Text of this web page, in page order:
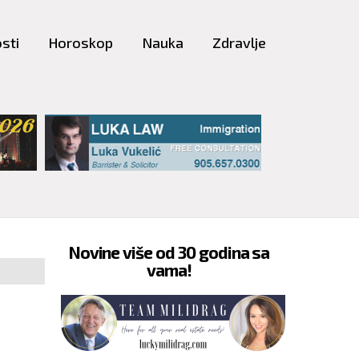
Horoskop Nauka Zdravlje
Novine više od 30 godina sa
vama!